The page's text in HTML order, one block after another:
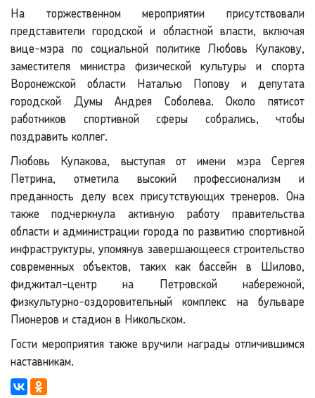
На торжественном мероприятии присутствовали
представители городской и областной власти, включая
вице-мэра по социальной политике Любовь Кулакову,
заместителя министра физической культуры и спорта
Воронежской области Наталью Попову и депутата
городской Думы Андрея Соболева. Около пятисот
работников спортивной сферы собрались, чтобы
поздравить коллег.
Любовь Кулакова, выступая от имени мэра Сергея
Петрина, отметила высокий профессионализм и
преданность делу всех присутствующих тренеров. Она
также подчеркнула активную работу правительства
области и администрации города по развитию спортивной
инфраструктуры, упомянув завершающееся строительство
современных объектов, таких как бассейн в Шилово,
фиджитал-центр на Петровской набережной,
физкультурно-оздоровительный комплекс на бульваре
Пионеров и стадион в Никольском.
Гости мероприятия также вручили награды отличившимся
наставникам.